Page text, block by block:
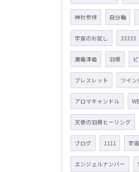
神社参拝 自分軸
宇宙のお試し 33333
瀬織津姫 羽根
ブレスレット ツイン
アロマキャンドル
天使の羽根ヒーリング
ブログ 1111 宇
エンジェルナンバー